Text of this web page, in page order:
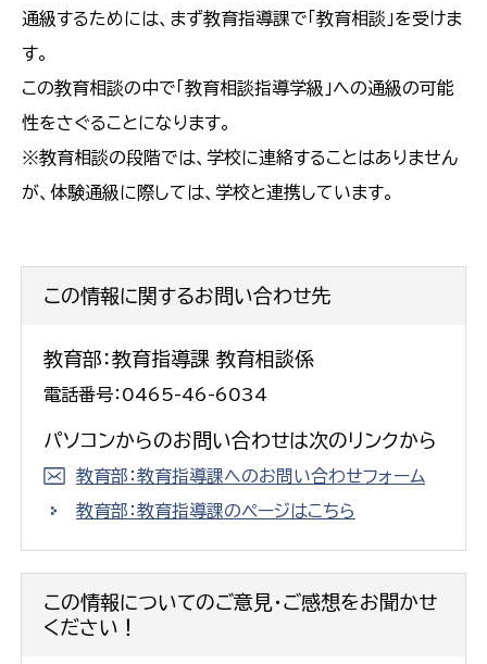
通級するためには、まず教育指導課で「教育相談」を受けま
す。
この教育相談の中で「教育相談指導学級」への通級の可能
性をさぐることになります。
※教育相談の段階では、学校に連絡することはありません
が、体験通級に際しては、学校と連携しています。
この情報に関するお問い合わせ先
教育部：教育指導課 教育相談係
電話番号：0465-46-6034
パソコンからのお問い合わせは次のリンクから
教育部：教育指導課へのお問い合わせフォーム
教育部：教育指導課のページはこちら
この情報についてのご意見・ご感想をお聞かせ
ください！